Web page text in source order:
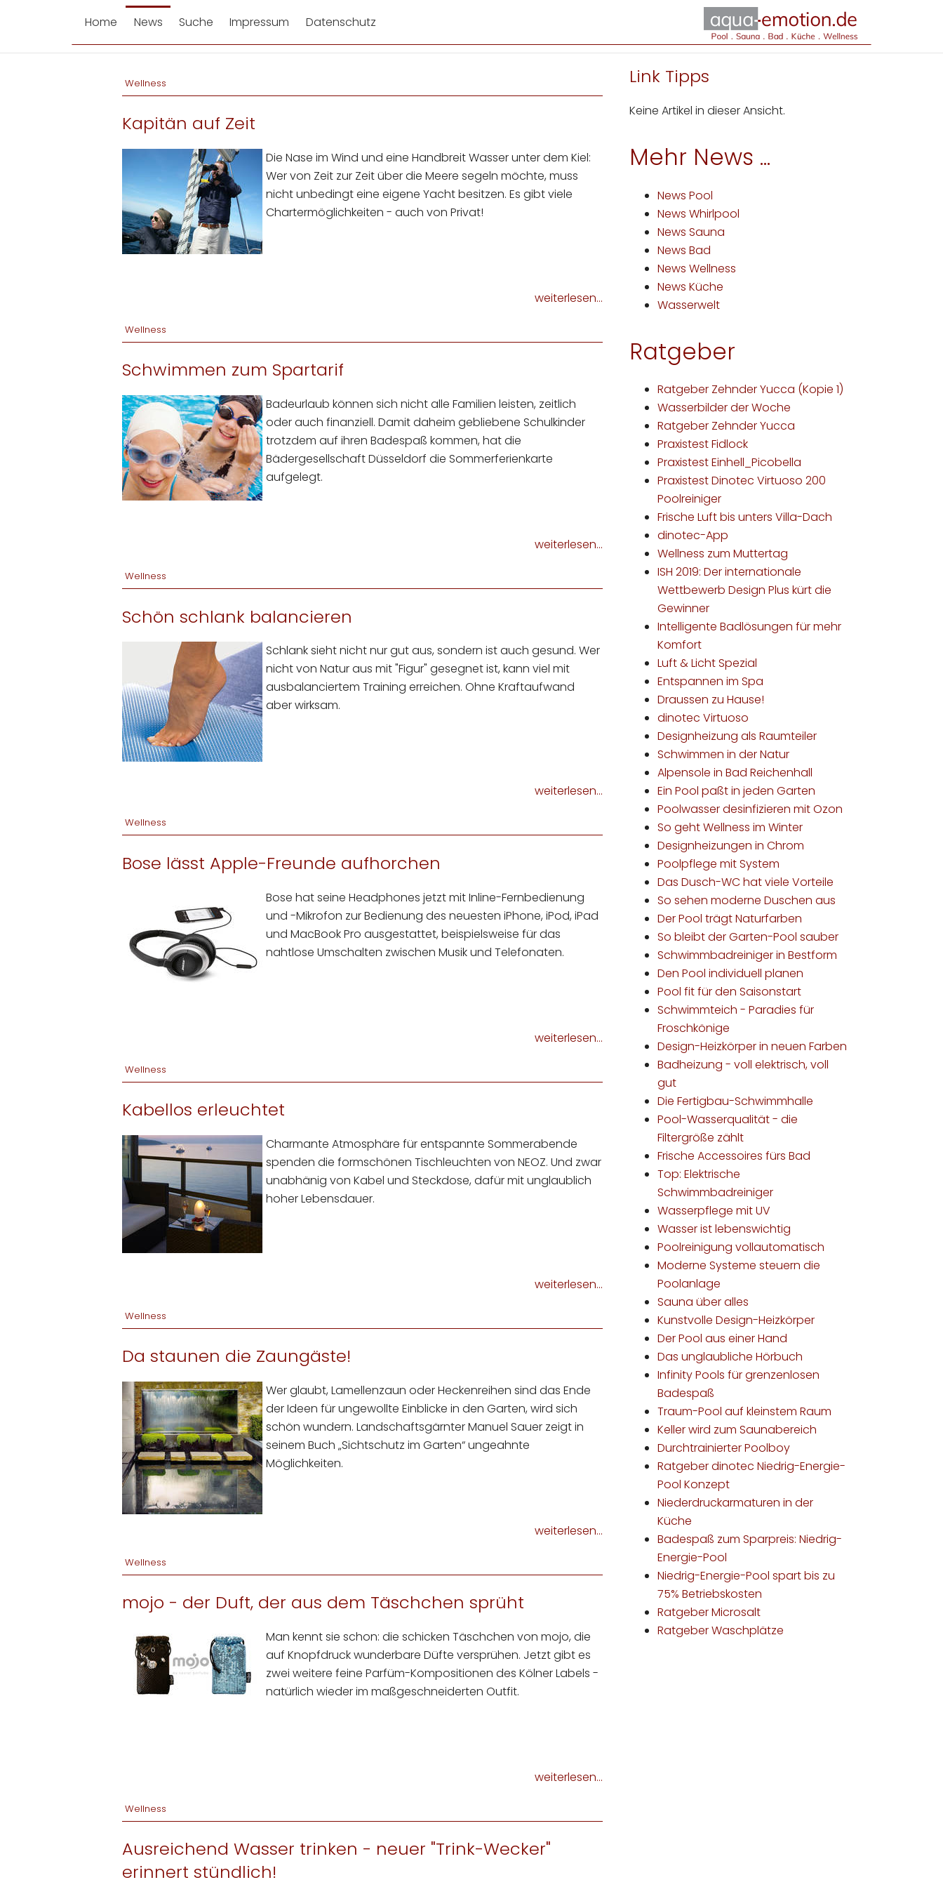
Home News Suche Impressum Datenschutz
Wellness
Kapitän auf Zeit
Die Nase im Wind und eine Handbreit Wasser unter dem Kiel:
Wer von Zeit zur Zeit über die Meere segeln möchte, muss
nicht unbedingt eine eigene Yacht besitzen. Es gibt viele
Chartermöglichkeiten - auch von Privat!
weiterlesen...
Wellness
Schwimmen zum Spartarif
Badeurlaub können sich nicht alle Familien leisten, zeitlich
oder auch finanziell. Damit daheim gebliebene Schulkinder
trotzdem auf ihren Badespaß kommen, hat die
Bädergesellschaft Düsseldorf die Sommerferienkarte
aufgelegt.
weiterlesen...
Wellness
Schön schlank balancieren
Schlank sieht nicht nur gut aus, sondern ist auch gesund. Wer
nicht von Natur aus mit "Figur" gesegnet ist, kann viel mit
ausbalanciertem Training erreichen. Ohne Kraftaufwand
aber wirksam.
weiterlesen...
Wellness
Bose lässt Apple-Freunde aufhorchen
Bose hat seine Headphones jetzt mit Inline-Fernbedienung
und -Mikrofon zur Bedienung des neuesten iPhone, iPod, iPad
und MacBook Pro ausgestattet, beispielsweise für das
nahtlose Umschalten zwischen Musik und Telefonaten.
weiterlesen...
Wellness
Kabellos erleuchtet
Charmante Atmosphäre für entspannte Sommerabende
spenden die formschönen Tischleuchten von NEOZ. Und zwar
unabhänig von Kabel und Steckdose, dafür mit unglaublich
hoher Lebensdauer.
weiterlesen...
Wellness
Da staunen die Zaungäste!
Wer glaubt, Lamellenzaun oder Heckenreihen sind das Ende
der Ideen für ungewollte Einblicke in den Garten, wird sich
schön wundern. Landschaftsgärnter Manuel Sauer zeigt in
seinem Buch „Sichtschutz im Garten“ ungeahnte
Möglichkeiten.
weiterlesen...
Wellness
mojo - der Duft, der aus dem Täschchen sprüht
Man kennt sie schon: die schicken Täschchen von mojo, die
auf Knopfdruck wunderbare Düfte versprühen. Jetzt gibt es
zwei weitere feine Parfüm-Kompositionen des Kölner Labels -
natürlich wieder im maßgeschneiderten Outfit.
weiterlesen...
Wellness
Ausreichend Wasser trinken - neuer "Trink-Wecker"
erinnert stündlich!
Link Tipps
Keine Artikel in dieser Ansicht.
Mehr News ...
News Pool
News Whirlpool
News Sauna
News Bad
News Wellness
News Küche
Wasserwelt
Ratgeber
Ratgeber Zehnder Yucca (Kopie 1)
Wasserbilder der Woche
Ratgeber Zehnder Yucca
Praxistest Fidlock
Praxistest Einhell_Picobella
Praxistest Dinotec Virtuoso 200
Poolreiniger
Frische Luft bis unters Villa-Dach
dinotec-App
Wellness zum Muttertag
ISH 2019: Der internationale
Wettbewerb Design Plus kürt die
Gewinner
Intelligente Badlösungen für mehr
Komfort
Luft & Licht Spezial
Entspannen im Spa
Draussen zu Hause!
dinotec Virtuoso
Designheizung als Raumteiler
Schwimmen in der Natur
Alpensole in Bad Reichenhall
Ein Pool paßt in jeden Garten
Poolwasser desinfizieren mit Ozon
So geht Wellness im Winter
Designheizungen in Chrom
Poolpflege mit System
Das Dusch-WC hat viele Vorteile
So sehen moderne Duschen aus
Der Pool trägt Naturfarben
So bleibt der Garten-Pool sauber
Schwimmbadreiniger in Bestform
Den Pool individuell planen
Pool fit für den Saisonstart
Schwimmteich - Paradies für
Froschkönige
Design-Heizkörper in neuen Farben
Badheizung - voll elektrisch, voll
gut
Die Fertigbau-Schwimmhalle
Pool-Wasserqualität - die
Filtergröße zählt
Frische Accessoires fürs Bad
Top: Elektrische
Schwimmbadreiniger
Wasserpflege mit UV
Wasser ist lebenswichtig
Poolreinigung vollautomatisch
Moderne Systeme steuern die
Poolanlage
Sauna über alles
Kunstvolle Design-Heizkörper
Der Pool aus einer Hand
Das unglaubliche Hörbuch
Infinity Pools für grenzenlosen
Badespaß
Traum-Pool auf kleinstem Raum
Keller wird zum Saunabereich
Durchtrainierter Poolboy
Ratgeber dinotec Niedrig-Energie-
Pool Konzept
Niederdruckarmaturen in der
Küche
Badespaß zum Sparpreis: Niedrig-
Energie-Pool
Niedrig-Energie-Pool spart bis zu
75% Betriebskosten
Ratgeber Microsalt
Ratgeber Waschplätze